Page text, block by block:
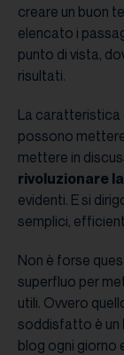
creare un buon
elencato i
punto di vista,
risultati.
La caratteristica
possono
mettere in
rivoluzionare
evidenti. E si
semplici,
Non è forse
superfluo per
utili. Ovvero
soddisfatto è un
blog ogni giorno